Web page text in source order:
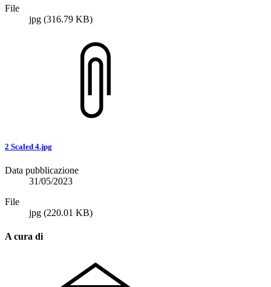
File
jpg (316.79 KB)
2 Scaled 4.jpg
Data pubblicazione
31/05/2023
File
jpg (220.01 KB)
A cura di